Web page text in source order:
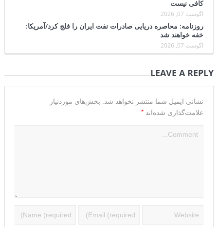
کافی نیست
آگوست 07, 2026
روزنامه: محاصره دریایی صادرات نفت ایران را فلج کرد/آمریکا:
خفه خواهند شد
آگوست 07, 2026
LEAVE A REPLY
نشانی ایمیل شما منتشر نخواهد شد. بخش‌های موردنیاز
علامت‌گذاری شده‌اند *